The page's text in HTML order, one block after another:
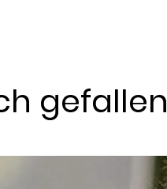
gefallen